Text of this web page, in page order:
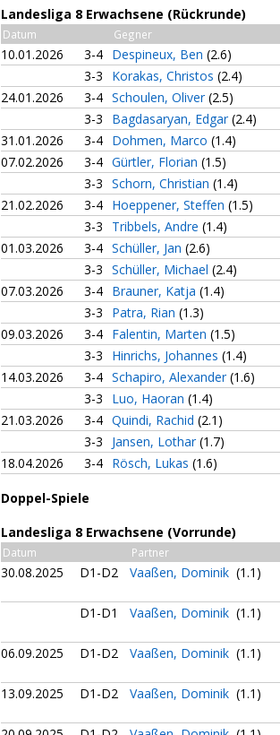
Landesliga 8 Erwachsene (Rückrunde)
Datum Gegner
10.01.2026 3-4 Despineux, Ben (2.6)
3-3
Korakas, Christos (2.4)
24.01.2026
3-4 Schoulen, Oliver (2.5)
3-3
Bagdasaryan, Edgar (2.4)
31.01.2026
3-4 Dohmen, Marco (1.4)
07.02.2026
3-4 Gürtler, Florian (1.5)
3-3 Schorn, Christian (1.4)
21.02.2026
3-4 Hoeppener, Steffen (1.5)
3-3
Tribbels, Andre (1.4)
01.03.2026
3-4 Schüller, Jan (2.6)
3-3 Schüller, Michael (2.4)
07.03.2026
3-4 Brauner, Katja (1.4)
3-3
Patra, Rian (1.3)
09.03.2026
3-4 Falentin, Marten (1.5)
3-3
Hinrichs, Johannes (1.4)
14.03.2026
3-4 Schapiro, Alexander (1.6)
3-3
Luo, Haoran (1.4)
21.03.2026
3-4 Quindi, Rachid (2.1)
3-3
Jansen, Lothar (1.7)
18.04.2026
3-4 Rösch, Lukas (1.6)
Doppel-Spiele
Landesliga 8 Erwachsene (Vorrunde)
Datum Partner
30.08.2025 D1-D2 Vaaßen, Dominik (1.1)
D1-D1 Vaaßen, Dominik (1.1)
06.09.2025 D1-D2 Vaaßen, Dominik (1.1)
13.09.2025 D1-D2 Vaaßen, Dominik (1.1)